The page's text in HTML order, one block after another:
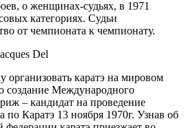
о женщинах-судьях, в 1971
категориях. Судьи
от чемпионата к чемпионату.
Del
организовать каратэ на мировом
создание Международного
– кандидат на проведение
по Каратэ 13 ноября 1970г. Узнав об